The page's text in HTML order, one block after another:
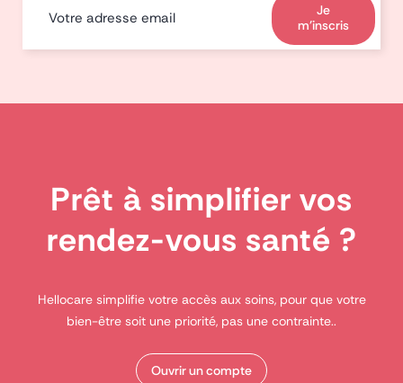
Je
m'inscris
Prêt à simplifier vos
rendez-vous santé ?
Hellocare simplifie votre accès aux soins, pour que votre
bien-être soit une priorité, pas une contrainte..
Ouvrir un compte